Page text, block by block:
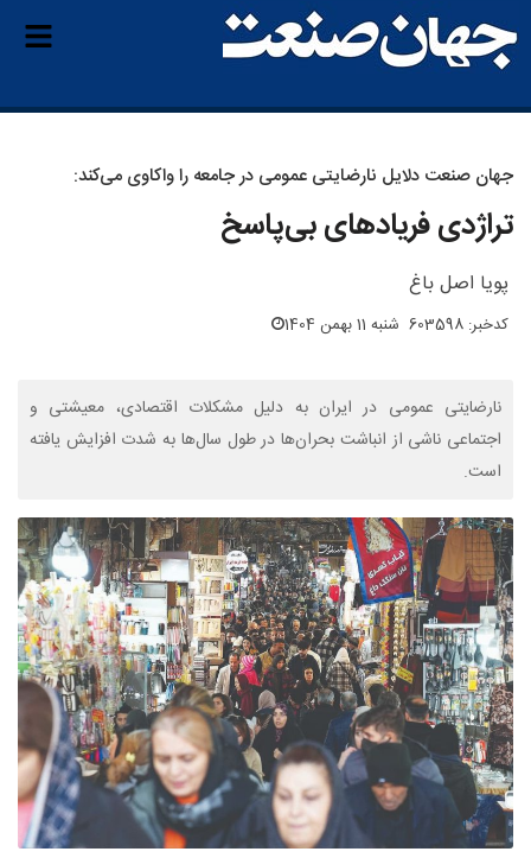
جهان‌ صنعت دلایل نارضایتی عمومی در جامعه را واکاوی می‌کند:
تراژدی فریادهای بی‌پاسخ
پویا اصل‌ باغ
کدخبر: 603598 شنبه 11 بهمن 1404
نارضایتی عمومی در ایران به دلیل مشکلات اقتصادی، معیشتی و
اجتماعی ناشی از انباشت بحران‌ها در طول سال‌ها به شدت افزایش یافته
است.